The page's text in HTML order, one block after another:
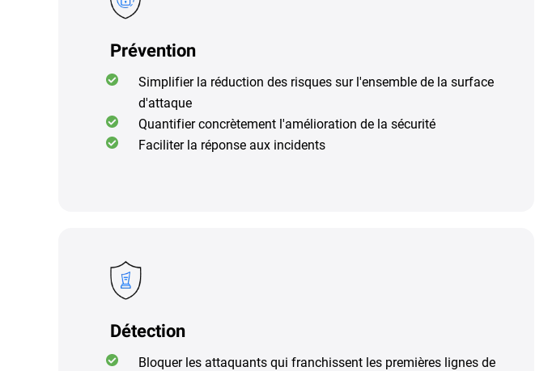
Prévention
Simplifier la réduction des risques sur l'ensemble de la surface
d'attaque
Quantifier concrètement l'amélioration de la sécurité
Faciliter la réponse aux incidents
Détection
Bloquer les attaquants qui franchissent les premières lignes de